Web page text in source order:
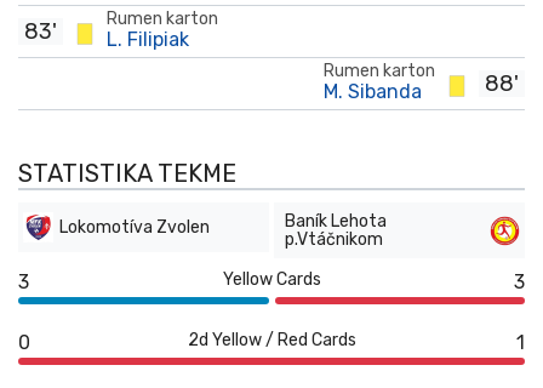
Rumen karton
L. Filipiak
83'
88'
Rumen karton
M. Sibanda
STATISTIKA TEKME
Lokomotíva Zvolen
Baník Lehota
p.Vtáčnikom
3 Yellow Cards 3
0 2d Yellow / Red Cards 1